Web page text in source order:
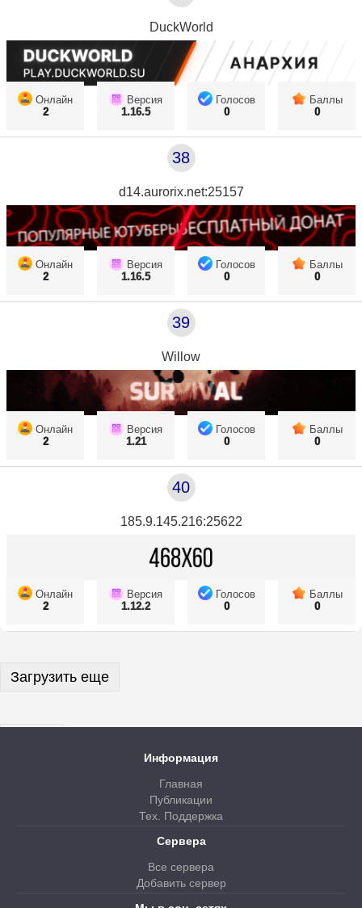
DuckWorld
Онлайн
2
Версия
1.16.5
Голосов
0
Баллы
0
38
d14.aurorix.net:25157
Онлайн
2
Версия
1.16.5
Голосов
0
Баллы
0
39
Willow
Онлайн
2
Версия
1.21
Голосов
0
Баллы
0
40
185.9.145.216:25622
Онлайн
2
Версия
1.12.2
Голосов
0
Баллы
0
Загрузить еще
Информация
Главная
Публикации
Тех. Поддержка
Сервера
Все сервера
Добавить сервер